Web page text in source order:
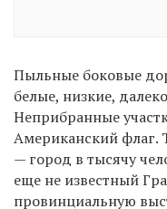
Пыльные боковые
белые, низкие,
Неприбранные
Американский флаг.
— город в тысячу
еще не известный
провинциальную